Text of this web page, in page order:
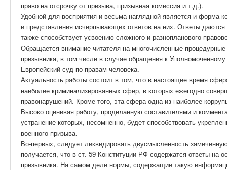
право на отсрочку от призыва, призывная комиссия и т.д.).
Удобной для восприятия и весьма наглядной является и форма
и представления исчерпывающих ответов на них. Ответы
также способствует усвоению сложного и разнопланового
Обращается внимание читателя на многочисленные
призывника, в том числе в случае обращения к
Европейский суд по правам человека.
Актуальность работы состоит в том, что в настоящее время
наиболее криминализированных сфер, в которых ежегодно
правонарушений. Кроме того, эта сфера одна из наиболее
Высоко оценивая работу, проделанную составителями и
устранение которых, несомненно, будет способствовать
военного призыва.
Во-первых, следует ликвидировать двусмысленность
получается, что в ст. 59 Конституции РФ содержатся ответы на
призывника. На самом деле нормы, содержащие такую